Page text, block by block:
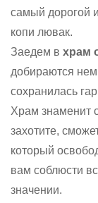
самый дорогой
копи лювак.
Заедем в храм
добираются
сохранилась
Храм знаменит
захотите,
который
вам соблюсти
значении.